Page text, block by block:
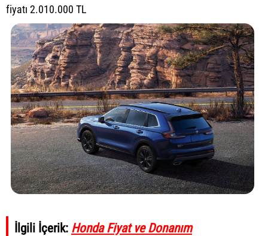
fiyatı 2.010.000 TL
İlgili İçerik: Honda Fiyat ve Donanım